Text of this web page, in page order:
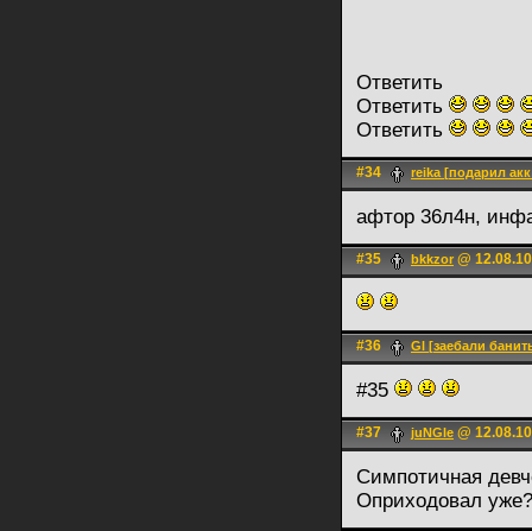
Ответить
Ответить
Ответить
#34 reika [подарил акк
афтор 36л4н,
#35 bkkzor @
#36 Gl [заебали
#35
#37 juNGle @
Симпотичная
Оприходовал уже?